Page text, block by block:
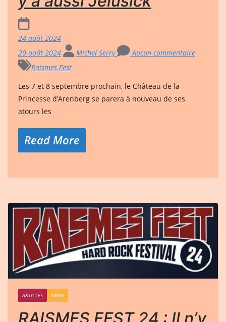
24 août 2024
20 août 2024
Michel Serry
Aucun commentaire
Raismes Fest
Les 7 et 8 septembre prochain, le Château de la
Princesse d’Arenberg se parera à nouveau de ses
atours les
Read More
ARTICLES NEWS